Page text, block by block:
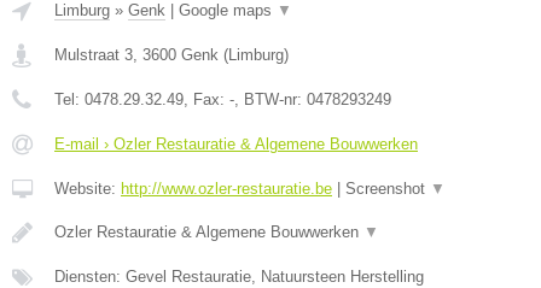
Limburg » Genk Google maps ▼
Mulstraat 3, 3600 Genk (Limburg)
Tel: 0478.29.32.49, Fax: -, BTW-nr: 0478293249
E-mail › Ozler Restauratie & Algemene Bouwwerken
Website: http://www.ozler-restauratie.be Screenshot ▼
Ozler Restauratie & Algemene Bouwwerken ▼
Diensten: Gevel Restauratie, Natuursteen Herstelling